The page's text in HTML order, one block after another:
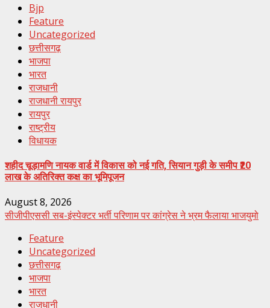
Bjp
Feature
Uncategorized
छत्तीसगढ़
भाजपा
भारत
राजधानी
राजधानी रायपुर
रायपुर
राष्ट्रीय
विधायक
शहीद चूड़ामणि नायक वार्ड में विकास को नई गति, सियान गुड़ी के समीप ₹20
लाख के अतिरिक्त कक्ष का भूमिपूजन
August 8, 2026
सीजीपीएससी सब-इंस्पेक्टर भर्ती परिणाम पर कांग्रेस ने भ्रम फैलाया भाजयुमो
Feature
Uncategorized
छत्तीसगढ़
भाजपा
भारत
राजधानी